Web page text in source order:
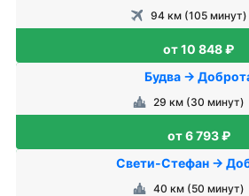
94 км (105 минут)
от 10 848 ₽
Будва →
29 км (30 минут)
от 6 793 ₽
Свети-Стефан →
40 км (50 минут)